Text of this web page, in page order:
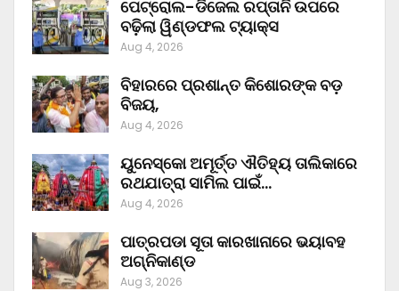
ପେଟ୍ରୋଲ-ଡିଜେଲ ରପ୍ତାନି ଉପରେ
ବଢ଼ିଲା ୱିଣ୍ଡଫଲ ଟ୍ୟାକ୍ସ
Aug 4, 2026
ବିହାରରେ ପ୍ରଶାନ୍ତ କିଶୋରଙ୍କ ବଡ଼
ବିଜୟ,
Aug 4, 2026
ୟୁନେସ୍କୋ ଅମୂର୍ତ୍ତ ଐତିହ୍ୟ ତାଲିକାରେ
ରଥଯାତ୍ରା ସାମିଲ ପାଇଁ…
Aug 4, 2026
ପାତ୍ରପଡା ସୂତା କାରଖାନାରେ ଭୟାବହ
ଅଗ୍ନିକାଣ୍ଡ
Aug 3, 2026